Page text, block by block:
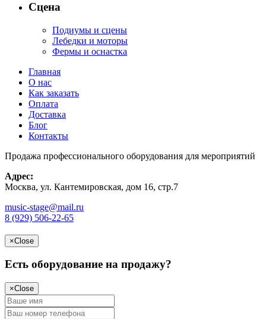
Сцена
Подиумы и сцены
Лебедки и моторы
Фермы и оснастка
Главная
О нас
Как заказать
Оплата
Доставка
Блог
Контакты
Продажа профессионального оборудования для мероприятий
Адрес:
Москва, ул. Кантемировская, дом 16, стр.7
music-stage@mail.ru
8 (929) 506-22-65
×Close
Есть оборудование на продажу?
×Close